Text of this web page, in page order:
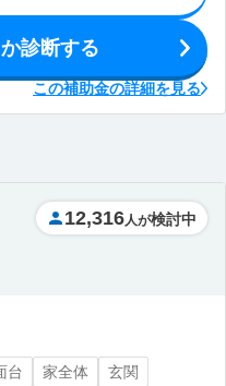
診断する
この補助金の詳細を見る
12,316 人が検討中
台 家全体
玄関